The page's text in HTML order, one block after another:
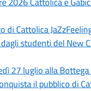
di Cattolica
studenti del New
27 luglio alla
il pubblico di